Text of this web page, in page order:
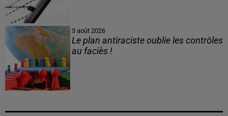
3 août 2026
Le plan antiraciste oublie les contrôles
au faciès !